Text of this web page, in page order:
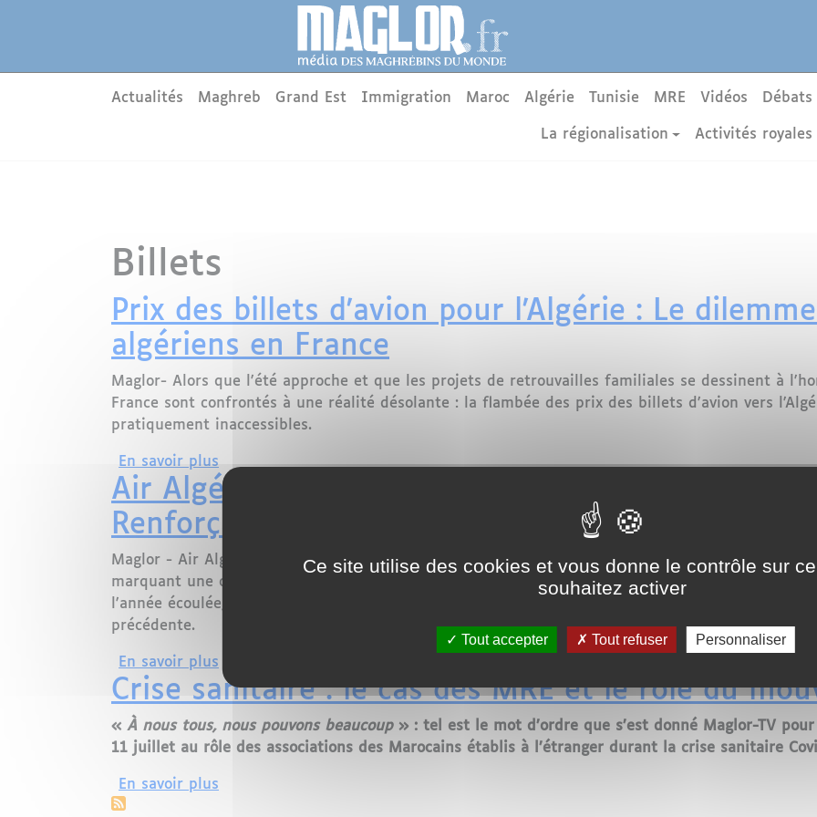
Main menu
Actualités Maghreb Grand Est Immigration Maroc Algérie Tunisie MRE Vidéos Débats
La régionalisation Activités royales
Billets
Prix des billets d'avion pour l'Algérie : Le
algériens en France
Maglor- Alors que l'été approche et que les projets de retrouvailles familiales se dessinent à
France sont confrontés à une réalité désolante : la flambée des prix des billets d'avion vers
pratiquement inaccessibles.
En savoir plus sur Prix des billets d'avion pour l'Algérie : Le dilemme des expatriés algériens en
Air Algérie enregistre une Croissance
Renforçant sa Position Africaine
Maglor - Air Algérie, la principale compagnie aérienne nationale d'Algérie, a annoncé des
marquant une croissance significative dans le secteur du transport aérien. Avec plus de 7,2
l'année écoulée, la compagnie aérienne a enregistré une augmentation impressionnante de
précédente.
En savoir plus
Crise sanitaire : le cas des MRE et le rôle du
« À nous tous, nous pouvons beaucoup » : tel est le mot d’ordre que s’est donné Maglor-TV
11 juillet au rôle des associations des Marocains établis à l’étranger durant la crise sanitaire
En savoir plus
Ce site utilise des cookies et vous donne le contrôle sur
souhaitez activer
Tout accepter Tout refuser Personnaliser